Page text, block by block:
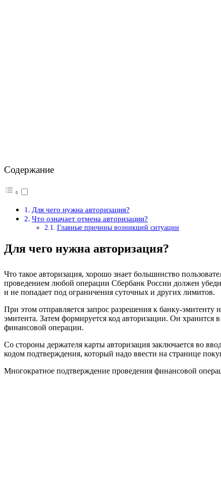
Содержание
Для чего нужна авторизация?
Что означает отмена авторизации?
Главные причины возникшей ситуации
Для чего нужна авторизация?
Что такое авторизация, хорошо знает большинство
проведением любой операции Сбербанк России должен
и не попадает под ограничения суточных и других лимитов.
При этом отправляется запрос разрешения к банку-
эмитента. Затем формируется код авторизации. Он хранится
финансовой операции.
Со стороны держателя карты авторизация заключается во
кодом подтверждения, который надо ввести на странице
Многократное подтверждение проведения финансовой